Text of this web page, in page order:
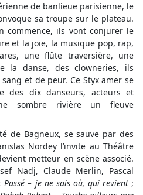
de banlieue parisienne, le
sa troupe sur le plateau.
commence, ils vont conjurer le
et la joie, la musique pop, rap,
une flûte traversière, une
la danse, des clowneries, ils
et de peur. Ce Styx amer se
des dix danseurs, acteurs et
sombre rivière un fleuve
de Bagneux, se sauve par des
Nordey l’invite au Théâtre
metteur en scène associé.
Nadj, Claude Merlin, Pascal
Passé – je ne sais où, qui revient;